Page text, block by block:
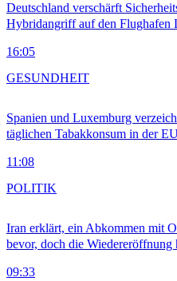
Deutschland verschärft
Hybridangriff auf den Flughafen
16:05
Spanien und Luxemburg
täglichen Tabakkonsum in der
11:08
GESUNDHEIT
Iran erklärt, ein Abkommen mit
bevor, doch die
09:33
POLITIK